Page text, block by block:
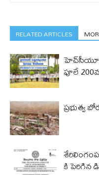
RELATED ARTICLES
పూలే
ప్రభుత్వ
కి పెరిగిన